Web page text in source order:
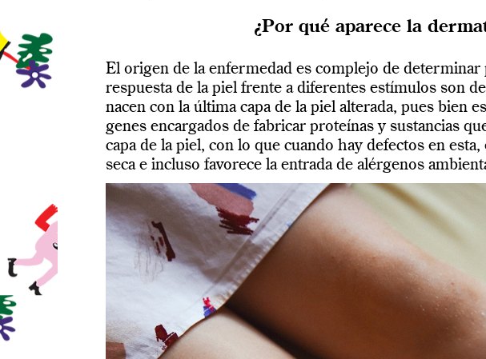
¿Por qué aparece la
El origen de la enfermedad es complejo de determinar
respuesta de la piel frente a diferentes estímulos son
nacen con la última capa de la piel alterada, pues bien
genes encargados de fabricar proteínas y sustancias
capa de la piel, con lo que cuando hay defectos en
seca e incluso favorece la entrada de alérgenos